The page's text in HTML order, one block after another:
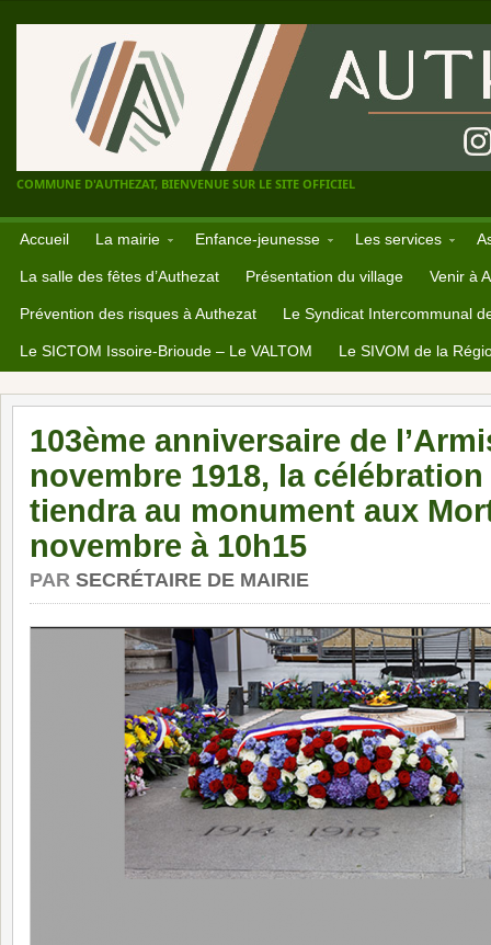
COMMUNE D'AUTHEZAT, BIENVENUE SUR LE SITE OFFICIEL
Accueil La mairie Enfance-jeunesse Les services
La salle des fêtes d’Authezat Présentation du village Venir à
Prévention des risques à Authezat Le Syndicat Intercommunal
Le SICTOM Issoire-Brioude – Le VALTOM Le SIVOM de la
103ème anniversaire de
novembre 1918, la célébration
tiendra au monument aux
novembre à 10h15
PAR SECRÉTAIRE DE MAIRIE